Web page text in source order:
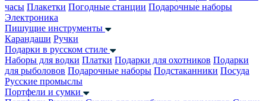
часы Плакетки Погодные станции Подарочные наборы
Электроника
Пишущие инструменты
Карандаши Ручки
Подарки в русском стиле
Наборы для водки Платки Подарки для охотников Подарки
для рыболовов Подарочные наборы Подстаканники Посуда
Русские промыслы
Портфели и сумки